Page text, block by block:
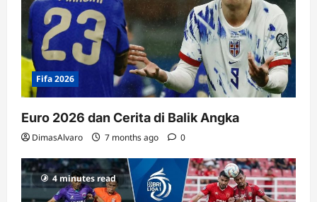
Fifa 2026
Euro 2026 dan Cerita di Balik Angka
DimasAlvaro 7 months ago 0
4 minutes read